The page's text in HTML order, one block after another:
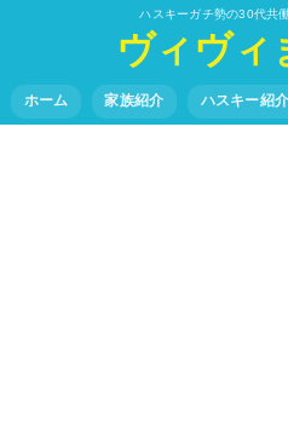
ハスキーガチ勢の30代共
ヴィヴィ
ホーム 家族紹介 ハスキー紹介